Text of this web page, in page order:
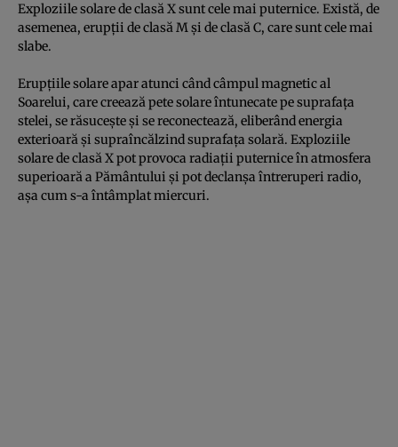
Exploziile solare de clasă Xsunt cele mai puternice. Există, de
asemenea, erupţii de clasă M şi de clasă C, care sunt cele mai
slabe.
Erupţiile solare apar atunci când câmpul magnetic al
Soarelui, care creează pete solare întunecate pe suprafaţa
stelei, se răsuceşte şi se reconectează, eliberând energia
exterioară şi supraîncălzind suprafaţa solară. Exploziile
solare de clasă X pot provoca radiaţii puternice în atmosfera
superioară a Pământului şi pot declanşa întreruperi radio,
aşa cum s-a întâmplat miercuri.